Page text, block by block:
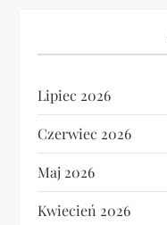
Lipiec 2026
Czerwiec 2026
Maj 2026
Kwiecień 2026